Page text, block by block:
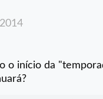
o início da